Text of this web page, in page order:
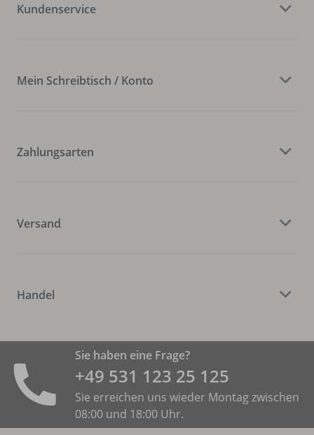
Kundenservice
Mein Schreibtisch / Konto
Zahlungsarten
Versand
Handel
Sie haben eine Frage?
+49 531 ­123 25 125
Sie erreichen uns wieder Montag zwischen
08:00 und 18:00 Uhr.